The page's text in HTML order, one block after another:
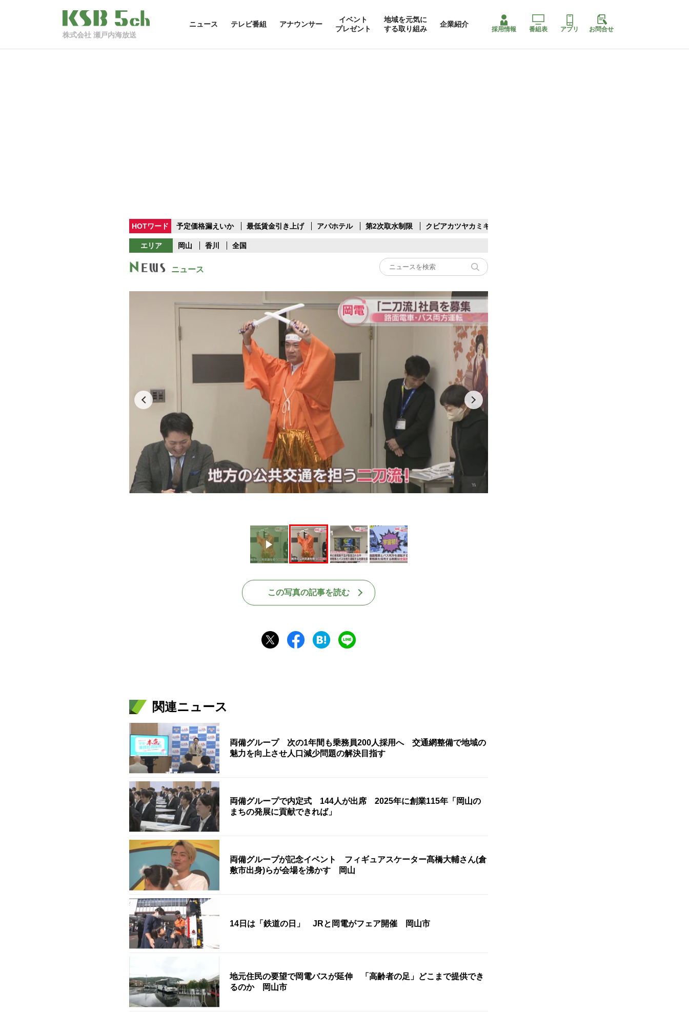
株式会社 瀬戸内海放送
ニュース テレビ番組 アナウンサー
イベント
プレゼント
地域を元気に
する取り組み
企業紹介
採用情報 番組表 アプリ お問合せ
HOTワード 予定価格漏えいか 最低賃金引き上げ アパホテル 第2次取水制限 クビアカツヤカミキリ
エリア 岡山 香川 全国
ニュース
この写真の記事を読む
関連ニュース
両備グループ 次の1年間も乗務員200人採用へ 交通網整備で地域の
魅力を向上させ人口減少問題の解決目指す
両備グループで内定式 144人が出席 2025年に創業115年「岡山の
まちの発展に貢献できれば」
両備グループが記念イベント フィギュアスケーター髙橋大輔さん(倉
敷市出身)らが会場を沸かす 岡山
14日は「鉄道の日」 JRと岡電がフェア開催 岡山市
地元住民の要望で岡電バスが延伸 「高齢者の足」どこまで提供でき
るのか 岡山市